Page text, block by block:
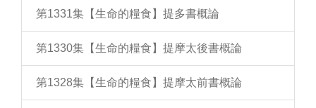
第1331集【生命的糧食】提多書概論
第1330集【生命的糧食】提摩太後書概論
第1328集【生命的糧食】提摩太前書概論